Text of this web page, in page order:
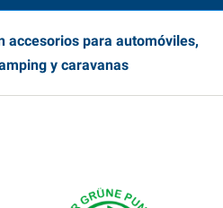
accesorios para automóviles,
y caravanas